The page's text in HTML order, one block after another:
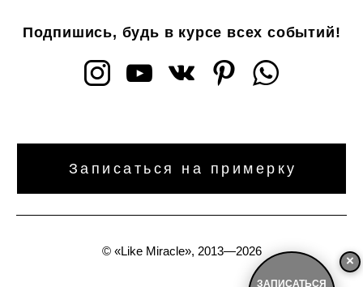
ЗАПИСАТЬСЯ
×
Подпишись, будь в курсе всех событий!
Записаться на примерку
© «Like Miracle», 2013—2026